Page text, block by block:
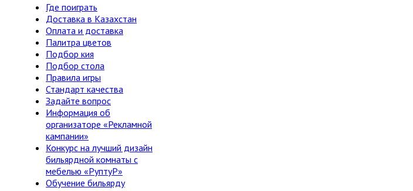
Где поиграть
Доставка в Казахстан
Оплата и доставка
Палитра цветов
Подбор кия
Подбор стола
Правила игры
Стандарт качества
Задайте вопрос
Информация об
организаторе «Рекламной
кампании»
Конкурс на лучший дизайн
бильярдной комнаты с
мебелью «РуптуР»
Обучение бильярду